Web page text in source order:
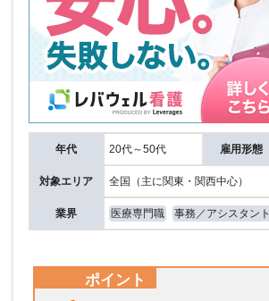
年代 20代～50代 雇用形態
対象エリア 全国（主に関東・関西中心）
業界 医療専門職 事務／アシスタント
ポイント